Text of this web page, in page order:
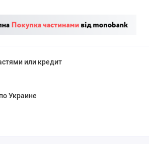
или кредит
Украине